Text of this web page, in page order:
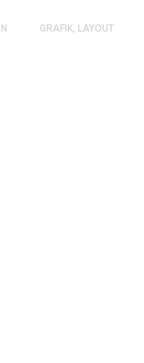
GRAFIK, LAYOUT